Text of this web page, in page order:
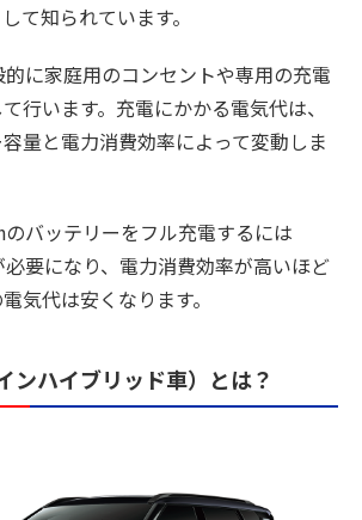
て知られています。
的に家庭用のコンセントや専用の充電
行います。充電にかかる電気代は、
量と電力消費効率によって変動しま
バッテリーをフル充電するには
要になり、電力消費効率が高いほど
気代は安くなります。
ンハイブリッド車）とは？